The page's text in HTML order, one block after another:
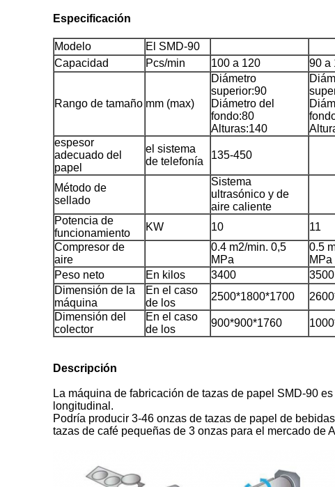
Especificación
Modelo
El SMD-90
Capacidad
Pcs/min 100 a 120 90 a
Rango de tamaño mm (max)
Diámetro
superior:90
Diámetro del
fondo:80
Alturas:140
espesor
adecuado del
papel
el sistema
de telefonía
135-450
Método de
sellado
Sistema
ultrasónico y de
aire caliente
Potencia de
funcionamiento
KW 10 11
Compresor de
aire
0.4 m2/min. 0,5
MPa
0.5
MPa
Peso neto
En kilos 3400 3500
Dimensión de la
máquina
En el caso
de los
2500*1800*1700
Dimensión del
colector
En el caso
de los
900*900*1760
Descripción
La máquina de fabricación de tazas de papel SMD-90
longitudinal.
Podría producir 3-46 onzas de tazas de papel de
tazas de café pequeñas de 3 onzas para el mercado de